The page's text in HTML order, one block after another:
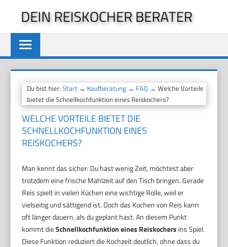
springen
DEIN REISKOCHER BERATER
Du bist hier:Start → Kaufberatung → FAQ → Welche Vorteile
bietet die Schnellkochfunktion eines Reiskochers?
WELCHE VORTEILE BIETET DIE
SCHNELLKOCHFUNKTION EINES
REISKOCHERS?
Man kennt das sicher: Du hast wenig Zeit, möchtest aber
trotzdem eine frische Mahlzeit auf den Tisch bringen. Gerade
Reis spielt in vielen Küchen eine wichtige Rolle, weil er
vielseitig und sättigend ist. Doch das Kochen von Reis kann
oft länger dauern, als du geplant hast. An diesem Punkt
kommt dieSchnellkochfunktion eines Reiskochers ins Spiel.
Diese Funktion reduziert die Kochzeit deutlich, ohne dass du